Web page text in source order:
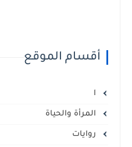
أقسام الموقع
ا
المرأة والحياة
روايات